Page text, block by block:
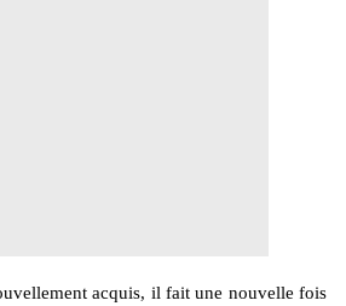
acquis, il fait une nouvelle fois